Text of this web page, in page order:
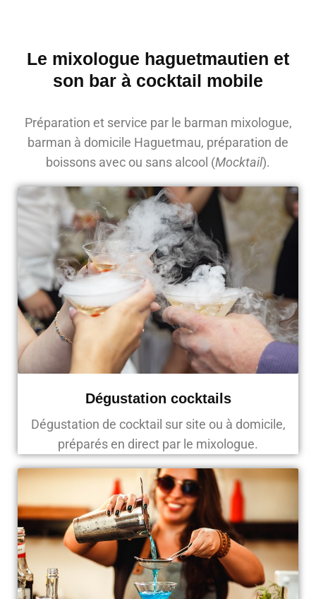
Le mixologue haguetmautien et
son bar à cocktail mobile
Préparation et service par le barman mixologue,
barman à domicile Haguetmau, préparation de
boissons avec ou sans alcool (Mocktail).
Dégustation cocktails
Dégustation de cocktail sur site ou à domicile,
préparés en direct par le mixologue.